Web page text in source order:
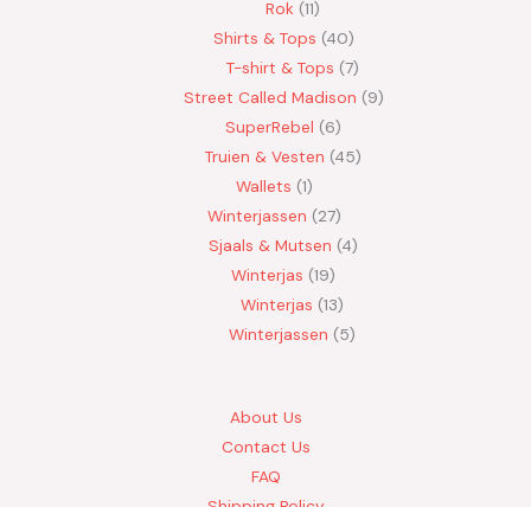
Rok 11
Shirts & Tops 40
T-shirt & Tops 7
Street Called Madison 9
SuperRebel
6
Truien & Vesten 45
Wallets 1
Winterjassen
27
Sjaals & Mutsen 4
Winterjas 19
Winterjas 13
Winterjassen
5
About Us
Contact Us
FAQ